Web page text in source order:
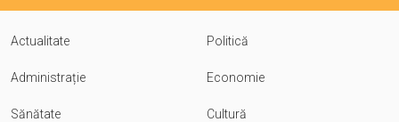
Actualitate Politică
Administrație Economie
Sănătate Cultură